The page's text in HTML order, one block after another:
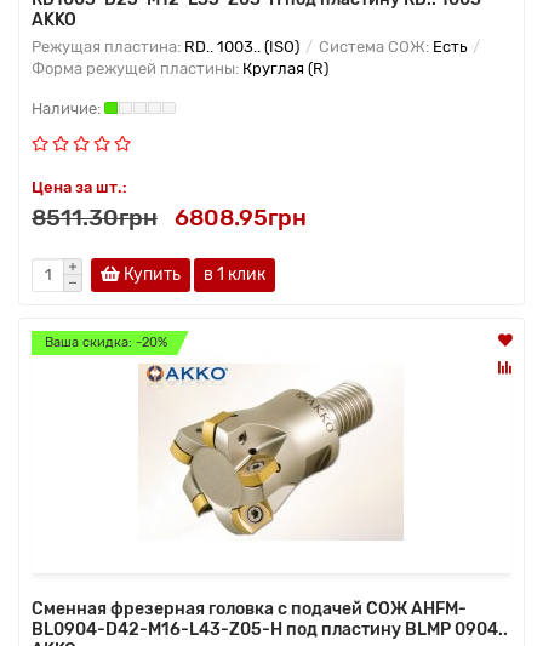
AKKO
Режущая пластина: RD.. 1003.. (ISO) Система СОЖ: Есть
Форма режущей пластины: Круглая (R)
Цена за шт.:
8511.30грн 6808.95грн
Купить в 1 клик
Ваша скидка: -20%
Сменная фрезерная головка с подачей СОЖ AHFM-
BL0904-D42-M16-L43-Z05-H под пластину BLMP 0904..